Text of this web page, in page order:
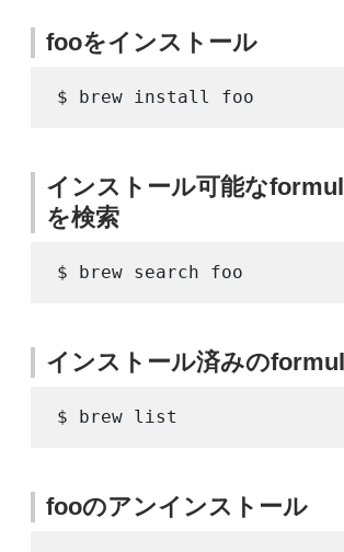
fooをインストール
インストール可能な
を検索
インストール済みの
fooのアンインストール